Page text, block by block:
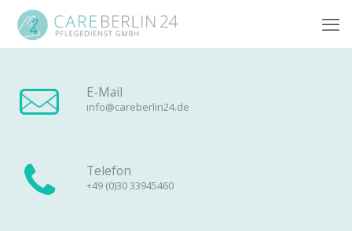
E-Mail
info@careberlin24.de
Telefon
+49 (0)30 33945460